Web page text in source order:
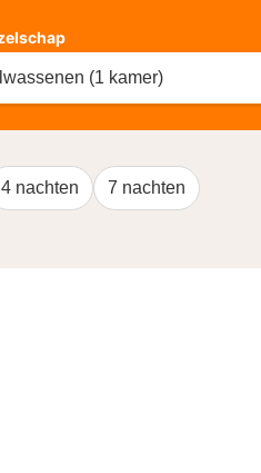
(1 kamer)
4 nachten 7 nachten